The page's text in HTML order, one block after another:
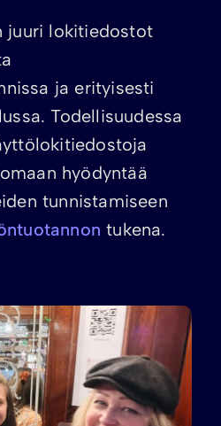
juuri lokitiedostot
ja erityisesti
Todellisuudessa
hyödyntää
tunnistamiseen
tukena.